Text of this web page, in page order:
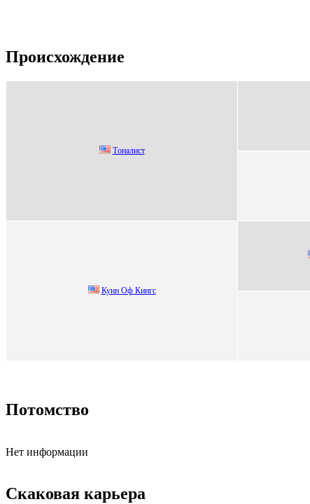
Происхождение
Тoналиcт
Куин Оф Кингc
Потомство
Нет информации
Скаковая карьера